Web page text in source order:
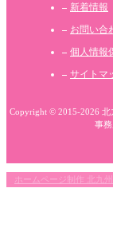
新着情報
お問い合
個人情報
サイトマ
Copyright © 2015-2026
事務
ホームページ制作 北九州